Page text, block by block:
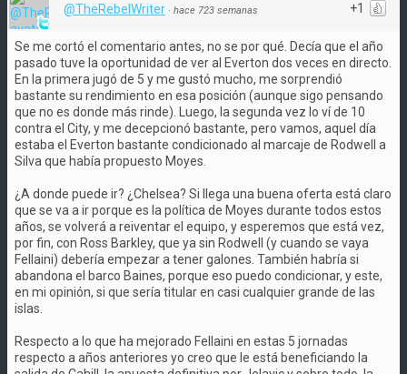
+1
@TheRebelWriter · hace 723 semanas
Se me cortó el comentario antes, no se por qué. Decía que el año
pasado tuve la oportunidad de ver al Everton dos veces en directo.
En la primera jugó de 5 y me gustó mucho, me sorprendió
bastante su rendimiento en esa posición (aunque sigo pensando
que no es donde más rinde). Luego, la segunda vez lo ví de 10
contra el City, y me decepcionó bastante, pero vamos, aquel día
estaba el Everton bastante condicionado al marcaje de Rodwell a
Silva que había propuesto Moyes.
¿A donde puede ir? ¿Chelsea? Si llega una buena oferta está claro
que se va a ir porque es la política de Moyes durante todos estos
años, se volverá a reiventar el equipo, y esperemos que está vez,
por fin, con Ross Barkley, que ya sin Rodwell (y cuando se vaya
Fellaini) debería empezar a tener galones. También habría si
abandona el barco Baines, porque eso puedo condicionar, y este,
en mi opinión, si que sería titular en casi cualquier grande de las
islas.
Respecto a lo que ha mejorado Fellaini en estas 5 jornadas
respecto a años anteriores yo creo que le está beneficiando la